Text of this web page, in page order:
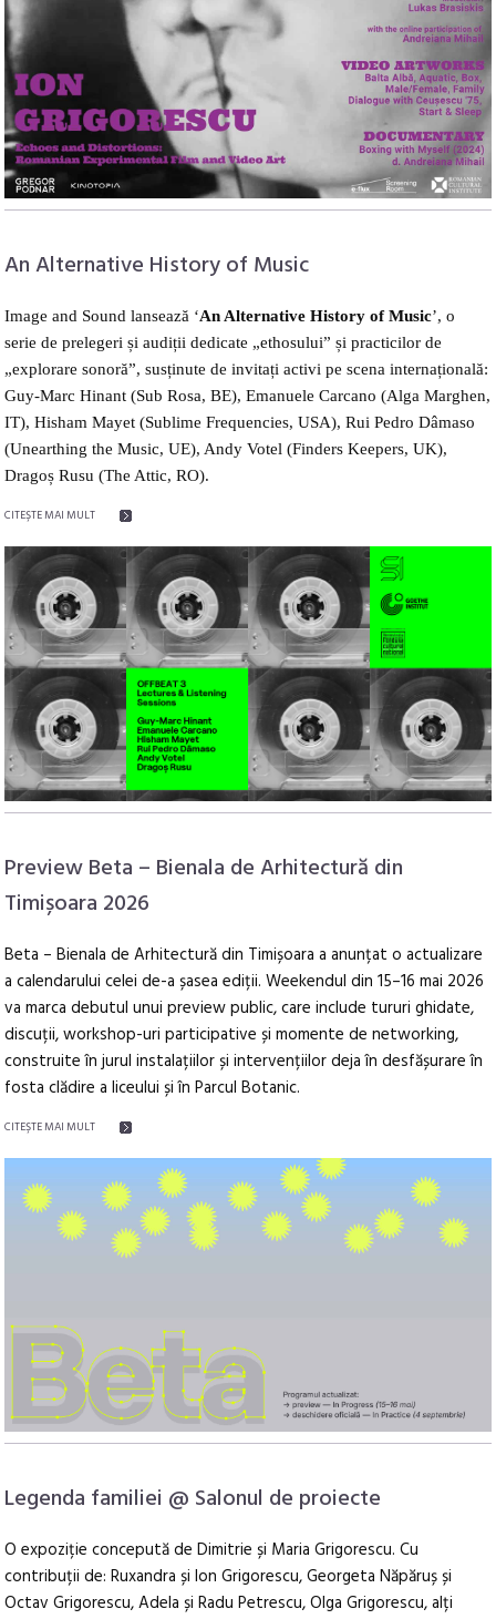
An Alternative History of Music
Image and Sound lansează ‘An Alternative History of Music’, o
serie de prelegeri și audiții dedicate „ethosului” și practicilor de
„explorare sonoră”, susținute de invitați activi pe scena internațională:
Guy-Marc Hinant (Sub Rosa, BE), Emanuele Carcano (Alga Marghen,
IT), Hisham Mayet (Sublime Frequencies, USA), Rui Pedro Dâmaso
(Unearthing the Music, UE), Andy Votel (Finders Keepers, UK),
Dragoș Rusu (The Attic, RO).
CITEŞTE MAI MULT
Preview Beta – Bienala de Arhitectură din
Timișoara 2026
Beta – Bienala de Arhitectură din Timișoara a anunțat o actualizare
a calendarului celei de-a șasea ediții. Weekendul din 15–16 mai 2026
va marca debutul unui preview public, care include tururi ghidate,
discuții, workshop-uri participative și momente de networking,
construite în jurul instalațiilor și intervențiilor deja în desfășurare în
fosta clădire a liceului și în Parcul Botanic.
CITEŞTE MAI MULT
Legenda familiei @ Salonul de proiecte
O expoziție concepută de Dimitrie și Maria Grigorescu. Cu
contribuții de: Ruxandra și Ion Grigorescu, Georgeta Năpăruș și
Octav Grigorescu, Adela și Radu Petrescu, Olga Grigorescu, alți